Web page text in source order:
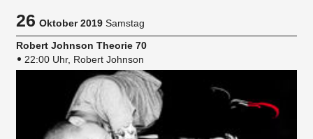
26Oktober 2019 Samstag
Robert Johnson Theorie 70
22:00 Uhr, Robert Johnson